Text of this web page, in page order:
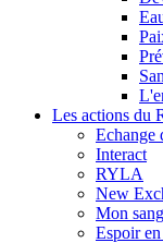
Les actions du
Echange
Interact
RYLA
New
Mon
Espoir en